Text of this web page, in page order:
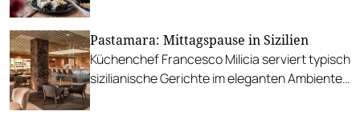
Pastamara: Mittagspause in Sizilien
Küchenchef Francesco Milicia serviert typisch
sizilianische Gerichte im eleganten Ambiente